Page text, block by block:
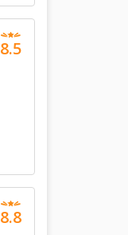
8.5
8.8